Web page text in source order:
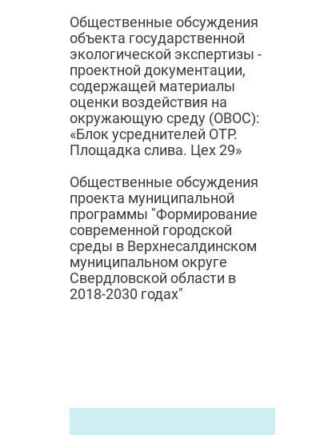
Общественные обсуждения
объекта государственной
экологической экспертизы -
проектной документации,
содержащей материалы
оценки воздействия на
окружающую среду (ОВОС):
«Блок усреднителей ОТР.
Площадка слива. Цех 29»
Общественные обсуждения
проекта муниципальной
программы "Формирование
современной городской
среды в Верхнесалдинском
муниципальном округе
Свердловской области в
2018-2030 годах"